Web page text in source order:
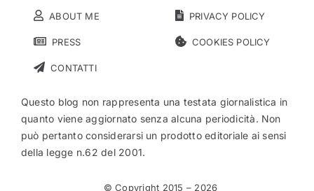
ABOUT ME
PRESS
CONTATTI
PRIVACY POLICY
COOKIES POLICY
Questo blog non rappresenta una testata giornalistica in
quanto viene aggiornato senza alcuna periodicità. Non
può pertanto considerarsi un prodotto editoriale ai sensi
della legge n.62 del 2001.
© Copyright 2015 – 2026